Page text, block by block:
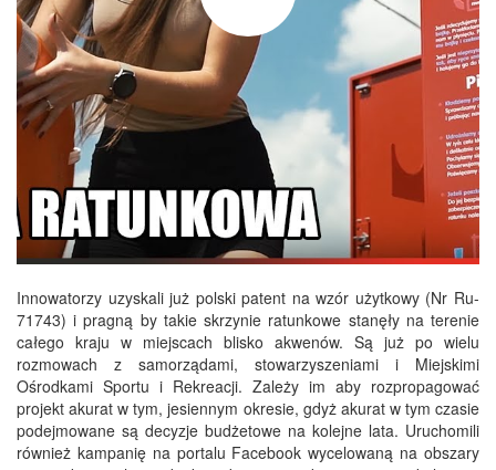
Innowatorzy uzyskali już polski patent na wzór użytkowy (Nr Ru-
71743) i pragną by takie skrzynie ratunkowe stanęły na terenie
całego kraju w miejscach blisko akwenów. Są już po wielu
rozmowach z samorządami, stowarzyszeniami i Miejskimi
Ośrodkami Sportu i Rekreacji. Zależy im aby rozpropagować
projekt akurat w tym, jesiennym okresie, gdyż akurat w tym czasie
podejmowane są decyzje budżetowe na kolejne lata. Uruchomili
również kampanię na portalu Facebook wycelowaną na obszary